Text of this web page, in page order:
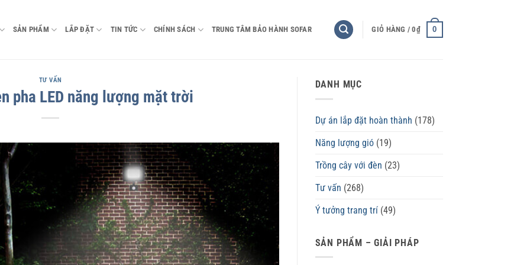
SẢN PHẨM LẮP ĐẶT TIN TỨC CHÍNH SÁCH TRUNG TÂM BẢO HÀNH SOFAR GIỎ HÀNG /0₫ 0
TƯ VẤN
pha LED năng lượng mặt trời
DANH MỤC
Dự án lắp đặt hoàn thành (178)
Năng lượng gió(19)
Trồng cây với đèn (23)
Tư vấn (268)
Ý tưởng trang trí(49)
SẢN PHẨM – GIẢI PHÁP